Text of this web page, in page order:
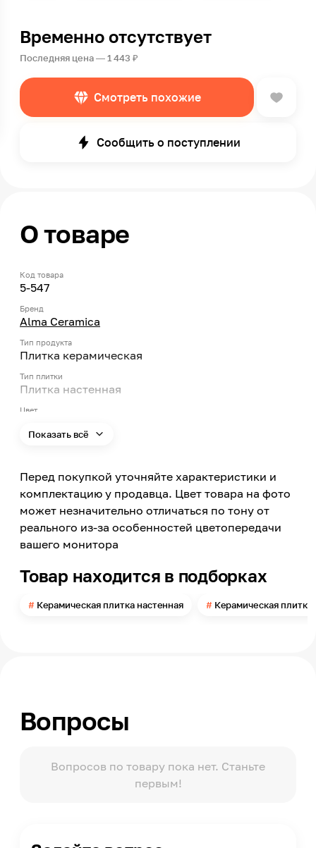
Временно отсутствует
Последняя цена — 1 443 ₽
Смотреть похожие
Сообщить о поступлении
О товаре
Код товара
5-547
Бренд
Alma Ceramica
Тип продукта
Плитка керамическая
Тип плитки
Плитка настенная
Цвет
Страна производства
Россия
Модельный ряд
Jane
Материал
Длина
Ширина
Показать всё
Перед покупкой уточняйте характеристики и
комплектацию у продавца. Цвет товара на фото
может незначительно отличаться по тону от
реального из-за особенностей цветопередачи
вашего монитора
Товар находится в подборках
Керамическая плитка настенная Керамическая
Вопросы
Вопросов по товару пока нет. Станьте
первым!